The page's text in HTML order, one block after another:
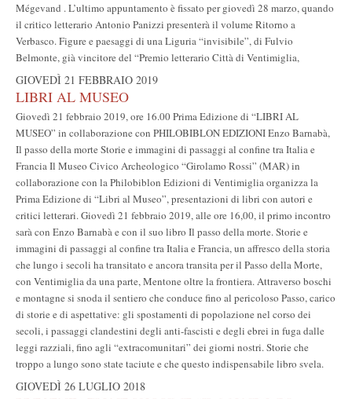
Mégevand . L’ultimo appuntamento è fissato per giovedì 28 marzo, quando
il critico letterario Antonio Panizzi presenterà il volume Ritorno a
Verbasco. Figure e paesaggi di una Liguria “invisibile”, di Fulvio
Belmonte, già vincitore del “Premio letterario Città di Ventimiglia,
GIOVEDÌ 21 FEBBRAIO 2019
LIBRI AL MUSEO
Giovedì 21 febbraio 2019, ore 16.00 Prima Edizione di “LIBRI AL
MUSEO” in collaborazione con PHILOBIBLON EDIZIONI Enzo Barnabà,
Il passo della morte Storie e immagini di passaggi al confine tra Italia e
Francia Il Museo Civico Archeologico “Girolamo Rossi” (MAR) in
collaborazione con la Philobiblon Edizioni di Ventimiglia organizza la
Prima Edizione di “Libri al Museo”, presentazioni di libri con autori e
critici letterari. Giovedì 21 febbraio 2019, alle ore 16,00, il primo incontro
sarà con Enzo Barnabà e con il suo libro Il passo della morte. Storie e
immagini di passaggi al confine tra Italia e Francia, un affresco della storia
che lungo i secoli ha transitato e ancora transita per il Passo della Morte,
con Ventimiglia da una parte, Mentone oltre la frontiera. Attraverso boschi
e montagne si snoda il sentiero che conduce fino al pericoloso Passo, carico
di storie e di aspettative: gli spostamenti di popolazione nel corso dei
secoli, i passaggi clandestini degli anti-fascisti e degli ebrei in fuga dalle
leggi razziali, fino agli “extracomunitari” dei giorni nostri. Storie che
troppo a lungo sono state taciute e che questo indispensabile libro svela.
GIOVEDÌ 26 LUGLIO 2018